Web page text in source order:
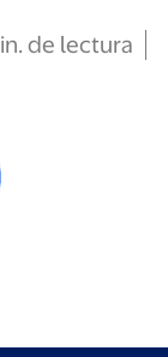
. de lectura